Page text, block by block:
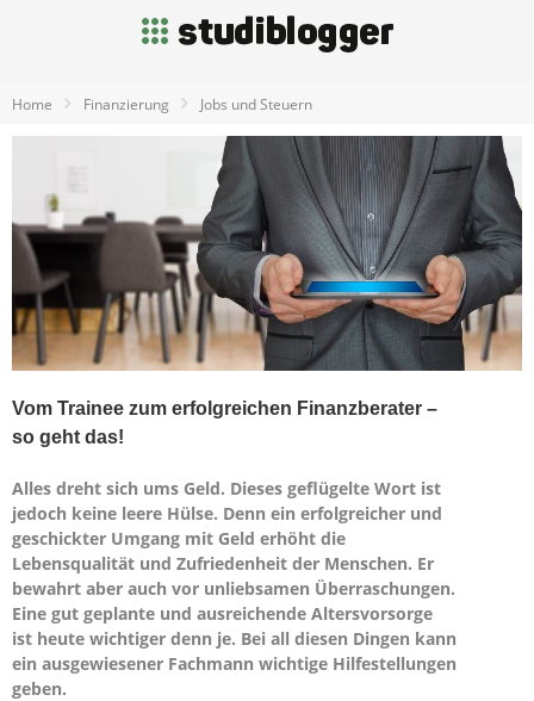
Home Finanzierung Jobs und Steuern
Vom Trainee zum erfolgreichen Finanzberater –
so geht das!
Alles dreht sich ums Geld. Dieses geflügelte Wort ist
jedoch keine leere Hülse. Denn ein erfolgreicher und
geschickter Umgang mit Geld erhöht die
Lebensqualität und Zufriedenheit der Menschen. Er
bewahrt aber auch vor unliebsamen Überraschungen.
Eine gut geplante und ausreichende Altersvorsorge
ist heute wichtiger denn je. Bei all diesen Dingen kann
ein ausgewiesener Fachmann wichtige Hilfestellungen
geben.